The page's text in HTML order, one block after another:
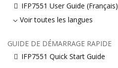
IFP7551 User Guide (Français)
Voir toutes les langues
GUIDE DE DÉMARRAGE RAPIDE
IFP7551 Quick Start Guide